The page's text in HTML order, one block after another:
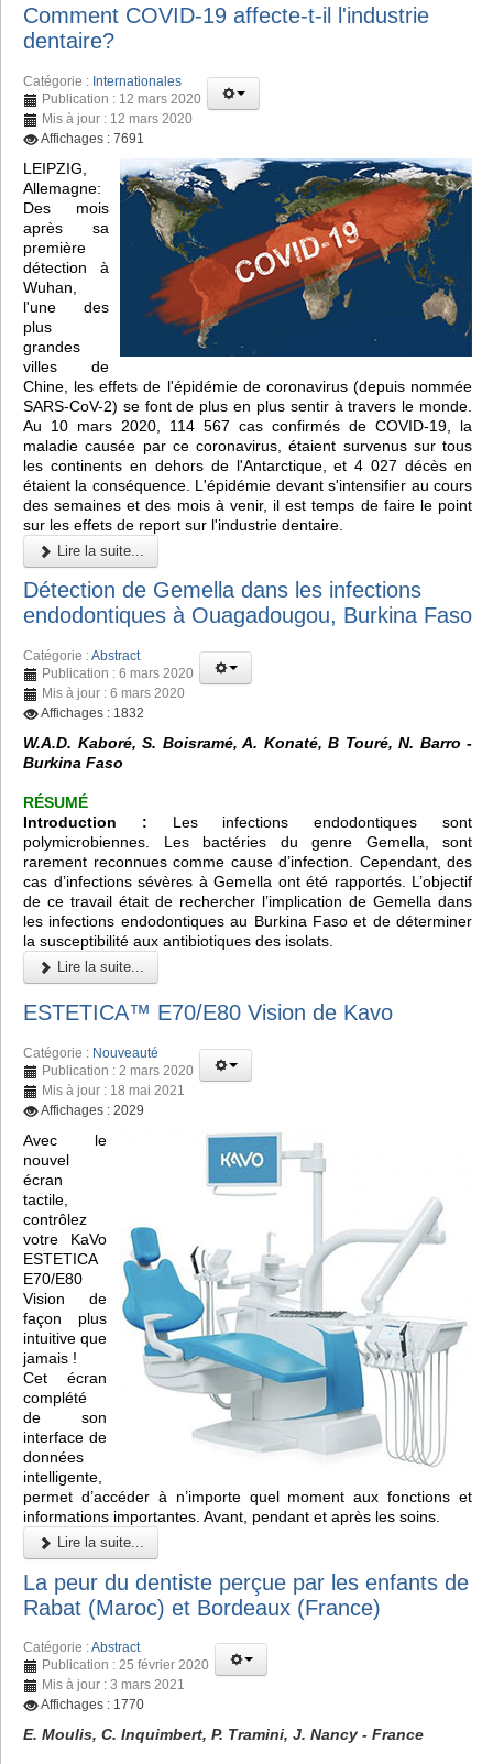
Comment COVID-19 affecte-t-il l'industrie
dentaire?
Catégorie : Internationales
Publication : 12 mars 2020
Mis à jour : 12 mars 2020
Affichages : 7691
LEIPZIG,
Allemagne:
Des mois
après sa
première
détection à
Wuhan,
l'une des
plus
grandes
villes de
Chine, les effets de l'épidémie de coronavirus (depuis nommée
SARS-CoV-2) se font de plus en plus sentir à travers le monde.
Au 10 mars 2020, 114 567 cas confirmés de COVID-19, la
maladie causée par ce coronavirus, étaient survenus sur tous
les continents en dehors de l'Antarctique, et 4 027 décès en
étaient la conséquence. L'épidémie devant s'intensifier au cours
des semaines et des mois à venir, il est temps de faire le point
sur les effets de report sur l'industrie dentaire.
Lire la suite...
Détection de Gemella dans les infections
endodontiques à Ouagadougou, Burkina Faso
Catégorie :Abstract
Publication : 6 mars 2020
Mis à jour : 6 mars 2020
Affichages : 1832
W.A.D. Kaboré, S. Boisramé, A. Konaté, B Touré, N. Barro -
Burkina Faso
RÉSUMÉ
Introduction : Les infections endodontiques sont
polymicrobiennes. Les bactéries du genre Gemella, sont
rarement reconnues comme cause d’infection. Cependant, des
cas d’infections sévères à Gemella ont été rapportés. L’objectif
de ce travail était de rechercher l’implication de Gemella dans
les infections endodontiques au Burkina Faso et de déterminer
la susceptibilité aux antibiotiques des isolats.
Lire la suite...
ESTETICA™️ E70/E80 Vision de Kavo
Catégorie : Nouveauté
Publication : 2 mars 2020
Mis à jour : 18 mai 2021
Affichages : 2029
Avec le
nouvel
écran
tactile,
contrôlez
votre KaVo
ESTETICA
E70/E80
Vision de
façon plus
intuitive que
jamais !
Cet écran
complété
de son
interface de
données
intelligente,
permet d’accéder à n’importe quel moment aux fonctions et
informations importantes. Avant, pendant et après les soins.
Lire la suite...
La peur du dentiste perçue par les enfants de
Rabat (Maroc) et Bordeaux (France)
Catégorie :Abstract
Publication : 25 février 2020
Mis à jour : 3 mars 2021
Affichages : 1770
E. Moulis, C. Inquimbert, P. Tramini, J. Nancy - France